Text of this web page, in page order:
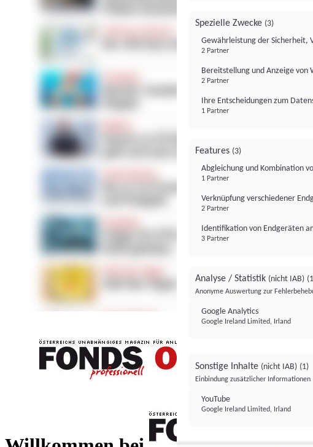
FONDS
Spezielle Zwecke (3)
Gewährleistung der Sicherheit,
2 Partner
Bereitstellung und Anzeige von
2 Partner
Ihre Entscheidungen zum
1 Partner
Features (3)
Abgleichung und Kombination
1 Partner
Verknüpfung verschiedener
2 Partner
Identifikation von Endgeräten
3 Partner
Analyse / Statistik (nicht IAB)
Anonyme Auswertung zur
Google Analytics
Google Ireland Limited, Irland
Sonstige Inhalte (nicht IAB) (1)
Einbindung zusätzlicher Informationen
YouTube
Google Ireland Limited, Irland